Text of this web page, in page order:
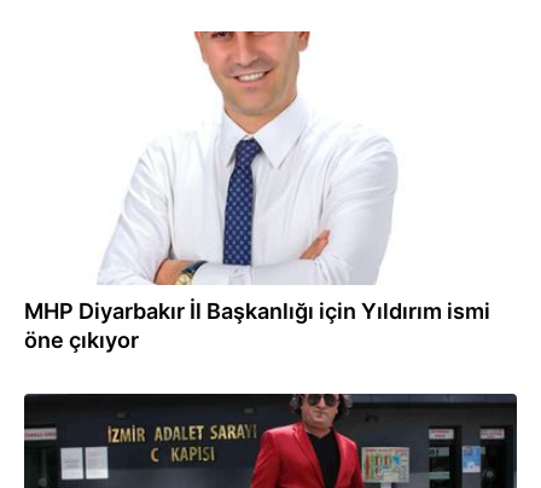
MHP Diyarbakır İl Başkanlığı için Yıldırım ismi
öne çıkıyor
20.12.2021